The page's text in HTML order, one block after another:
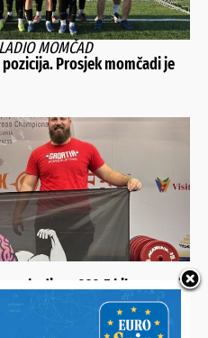
MOMČAD
Prosjek momčadi je
digao 232,5 kilograma i